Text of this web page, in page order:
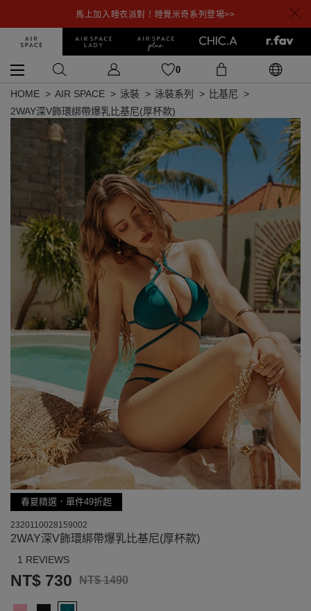
馬上加入睡衣派對！睡覺米奇系列登場>>
0
HOME AIR SPACE 泳裝 泳裝系列
比基尼
2WAY深V飾環綁帶爆乳比基尼(厚杯款)
春夏精選．單件49折起
2320110028159002
2WAY深V飾環綁帶爆乳比基尼(厚杯款)
1 REVIEWS
NT$ 730 NT$ 1490